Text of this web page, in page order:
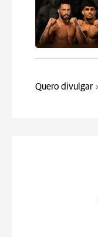
Quero divulgar